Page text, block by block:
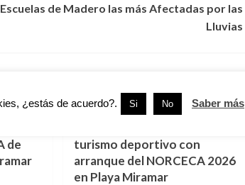
de Madero las más Afectadas por las
Lluvias
de
Tamaulipas
turismo deportivo con
arranque del NORCECA 2026
en Playa Miramar
¿estás de acuerdo?. Si No Saber más